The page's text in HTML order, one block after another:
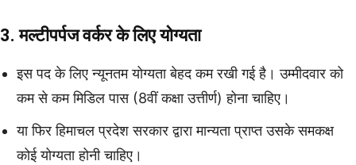
3. मल्टीपर्पज वर्कर के लिए योग्यता
इस पद के लिए न्यूनतम योग्यता बेहद कम रखी गई है। उम्मीदवार को
कम से कम मिडिल पास (8वीं कक्षा उत्तीर्ण) होना चाहिए।
या फिर हिमाचल प्रदेश सरकार द्वारा मान्यता प्राप्त उसके समकक्ष
कोई योग्यता होनी चाहिए।